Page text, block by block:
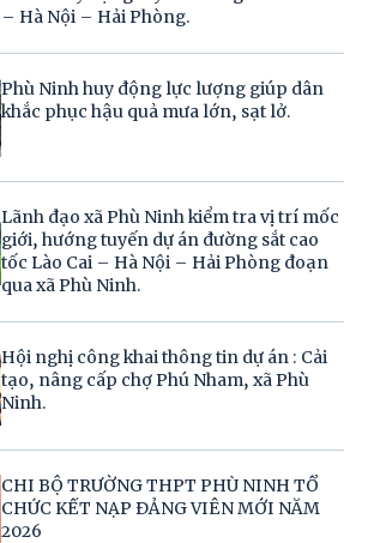
– Hà Nội – Hải Phòng.
Phù Ninh huy động lực lượng giúp dân
khắc phục hậu quả mưa lớn, sạt lở.
Lãnh đạo xã Phù Ninh kiểm tra vị trí mốc
giới, hướng tuyến dự án đường sắt cao
tốc Lào Cai – Hà Nội – Hải Phòng đoạn
qua xã Phù Ninh.
Hội nghị công khai thông tin dự án : Cải
tạo, nâng cấp chợ Phú Nham, xã Phù
Ninh.
CHI BỘ TRƯỜNG THPT PHÙ NINH TỔ
CHỨC KẾT NẠP ĐẢNG VIÊN MỚI NĂM
2026